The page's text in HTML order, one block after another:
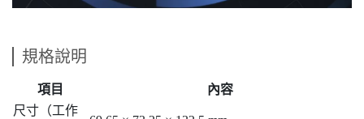
規格說明
項目
內容
尺寸（工作